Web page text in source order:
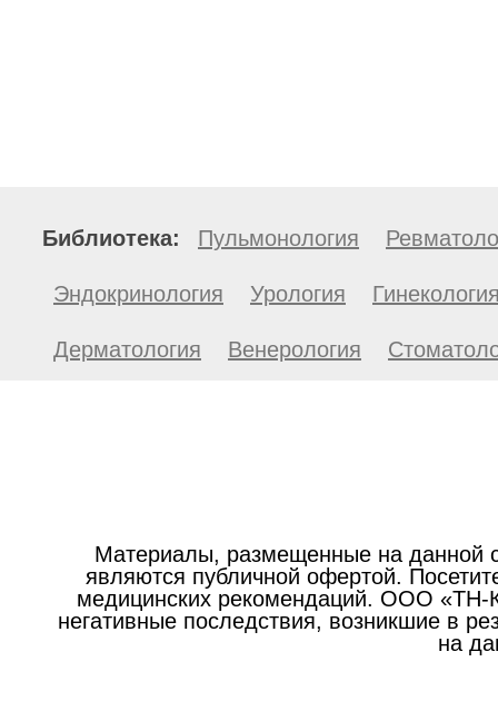
Библиотека: Пульмонология
Эндокринология Урология
Дерматология Венерология
Материалы, размещенные на данной
являются публичной офертой.
медицинских рекомендаций. ООО «ТН-
негативные последствия, возникшие в
на